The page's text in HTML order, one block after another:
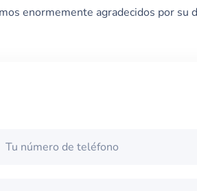
enormemente agradecidos por su